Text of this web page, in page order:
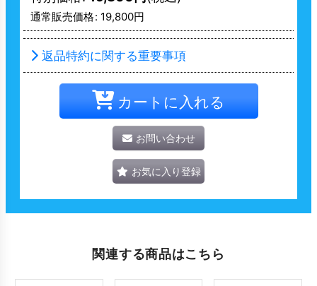
通常販売価格: 19,800円
返品特約に関する重要事項
カートに入れる
お問い合わせ
お気に入り登録
関連する商品はこちら